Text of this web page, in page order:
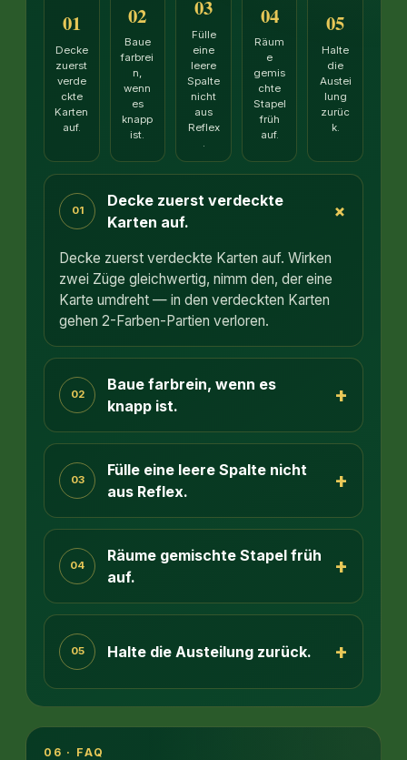
01
Decke
zuerst
verde
ckte
Karten
auf.
02
Baue
farbrei
n,
wenn
es
knapp
ist.
03
Fülle
eine
leere
Spalte
nicht
aus
Reflex
04
Räum
e
gemis
chte
Stapel
früh
auf.
05
Halte
die
Austei
lung
zurüc
k.
01
Decke zuerst verdeckte
Karten auf.
+
Decke zuerst verdeckte Karten auf. Wirken
zwei Züge gleichwertig, nimm den, der eine
Karte umdreht — in den verdeckten Karten
gehen 2-Farben-Partien verloren.
02
Baue farbrein, wenn es
knapp ist.
+
03
Fülle eine leere Spalte nicht
aus Reflex.
+
04
Räume gemischte Stapel früh
auf.
+
05 Halte die Austeilung zurück. +
06 · FAQ